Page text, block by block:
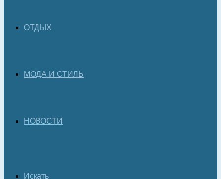
ОТДЫХ
МОДА И СТИЛЬ
НОВОСТИ
Искать